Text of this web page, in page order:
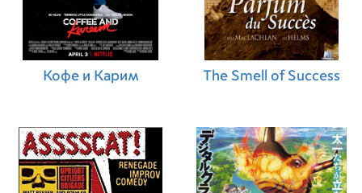
Кофе и Карим The Smell of Success